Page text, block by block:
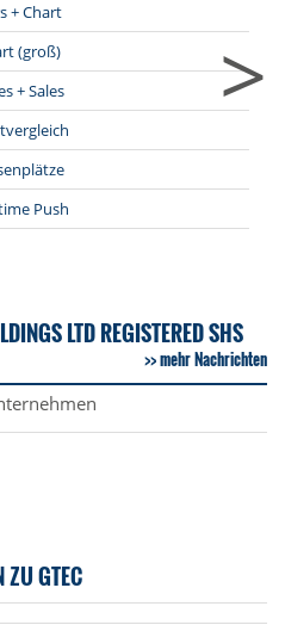
+ Chart
(groß)
+ Sales
Push
>
LTD REGISTERED SHS
mehr Nachrichten
ZU GTEC